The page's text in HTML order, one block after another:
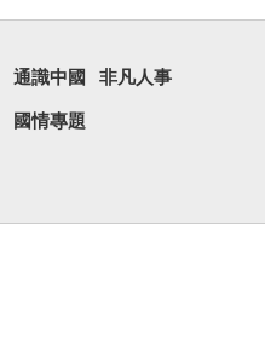
通識中國 非凡人事
國情專題